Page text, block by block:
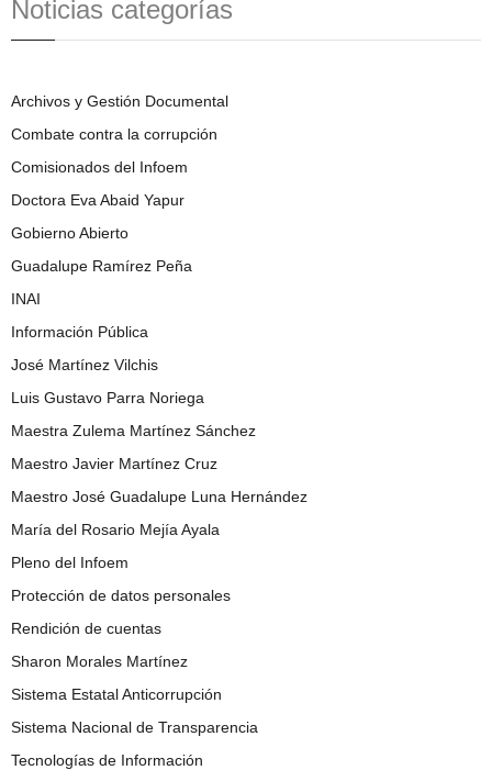
Noticias categorías
Archivos y Gestión Documental
Combate contra la corrupción
Comisionados del Infoem
Doctora Eva Abaid Yapur
Gobierno Abierto
Guadalupe Ramírez Peña
INAI
Información Pública
José Martínez Vilchis
Luis Gustavo Parra Noriega
Maestra Zulema Martínez Sánchez
Maestro Javier Martínez Cruz
Maestro José Guadalupe Luna Hernández
María del Rosario Mejía Ayala
Pleno del Infoem
Protección de datos personales
Rendición de cuentas
Sharon Morales Martínez
Sistema Estatal Anticorrupción
Sistema Nacional de Transparencia
Tecnologías de Información